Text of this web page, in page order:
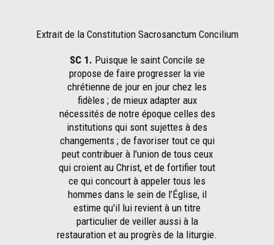
Extrait de la Constitution Sacrosanctum Concilium
SC 1. Puisque le saint Concile se
propose de faire progresser la vie
chrétienne de jour en jour chez les
fidèles ; de mieux adapter aux
nécessités de notre époque celles des
institutions qui sont sujettes à des
changements ; de favoriser tout ce qui
peut contribuer à l'union de tous ceux
qui croient au Christ, et de fortifier tout
ce qui concourt à appeler tous les
hommes dans le sein de l’Église, il
estime qu'il lui revient à un titre
particulier de veiller aussi à la
restauration et au progrès de la liturgie.